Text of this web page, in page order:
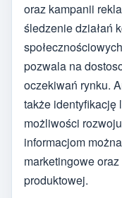
oraz kampanii
śledzenie działań
pozwala na
oczekiwań rynku.
także identyfikację
możliwości
informacjom
marketingowe
produktowej.